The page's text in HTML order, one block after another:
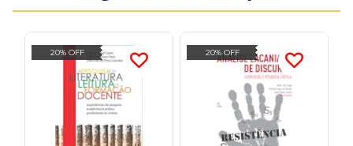
20% OFF 20% OFF